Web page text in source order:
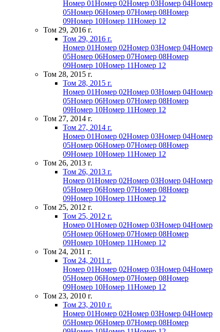
Номер 01Номер 02Номер 03Номер 04Номер
05Номер 06Номер 07Номер 08Номер
09Номер 10Номер 11Номер 12
Том 29, 2016 г.
Том 29, 2016 г.
Номер 01Номер 02Номер 03Номер 04Номер
05Номер 06Номер 07Номер 08Номер
09Номер 10Номер 11Номер 12
Том 28, 2015 г.
Том 28, 2015 г.
Номер 01Номер 02Номер 03Номер 04Номер
05Номер 06Номер 07Номер 08Номер
09Номер 10Номер 11Номер 12
Том 27, 2014 г.
Том 27, 2014 г.
Номер 01Номер 02Номер 03Номер 04Номер
05Номер 06Номер 07Номер 08Номер
09Номер 10Номер 11Номер 12
Том 26, 2013 г.
Том 26, 2013 г.
Номер 01Номер 02Номер 03Номер 04Номер
05Номер 06Номер 07Номер 08Номер
09Номер 10Номер 11Номер 12
Том 25, 2012 г.
Том 25, 2012 г.
Номер 01Номер 02Номер 03Номер 04Номер
05Номер 06Номер 07Номер 08Номер
09Номер 10Номер 11Номер 12
Том 24, 2011 г.
Том 24, 2011 г.
Номер 01Номер 02Номер 03Номер 04Номер
05Номер 06Номер 07Номер 08Номер
09Номер 10Номер 11Номер 12
Том 23, 2010 г.
Том 23, 2010 г.
Номер 01Номер 02Номер 03Номер 04Номер
05Номер 06Номер 07Номер 08Номер